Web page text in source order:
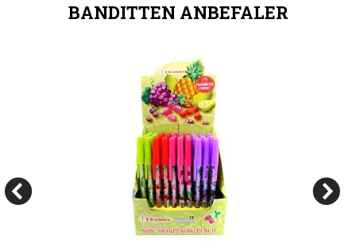
BANDITTEN ANBEFALER